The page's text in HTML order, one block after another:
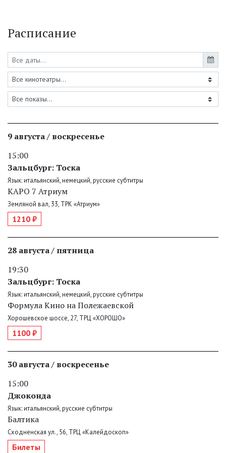
Расписание
9 августа / воскресенье
15:00
Зальцбург: Тоска
Язык: итальянский, немецкий, русские субтитры
КАРО 7 Атриум
Земляной вал, 33, ТРК «Атриум»
1210 ₽
28 августа / пятница
19:30
Зальцбург: Тоска
Язык: итальянский, немецкий, русские субтитры
Формула Кино на Полежаевской
Хорошевское шоссе, 27, ТРЦ «ХОРОШО»
1100 ₽
30 августа / воскресенье
15:00
Джоконда
Язык: итальянский, русские субтитры
Балтика
Сходненская ул., 56, ТРЦ «Калейдоскоп»
Билеты